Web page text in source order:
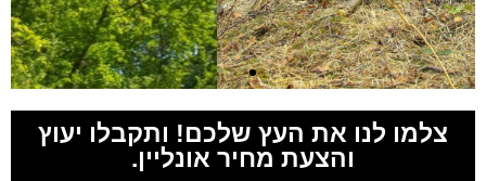
צלמו לנו את העץ שלכם! ותקבלו יעוץ
והצעת מחיר אונליין.